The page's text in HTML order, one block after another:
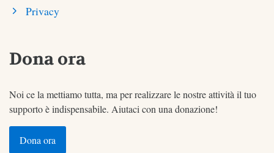
Privacy
Dona ora
Noi ce la mettiamo tutta, ma per realizzare le nostre attività il tuo
supporto è indispensabile. Aiutaci con una donazione!
Dona ora